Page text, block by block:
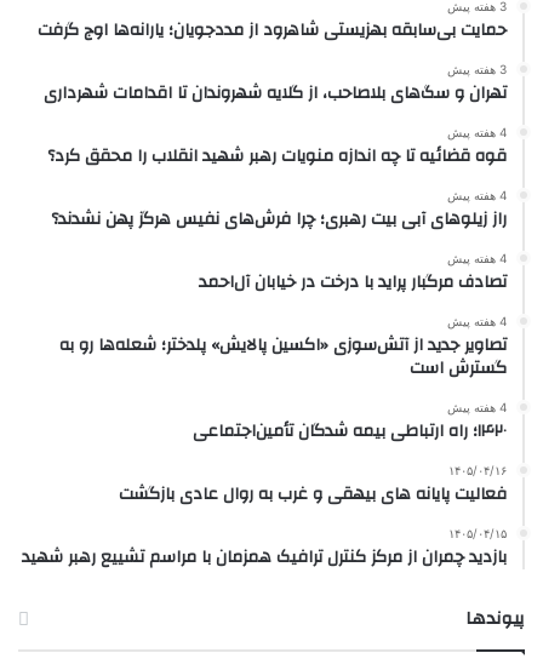
3 هفته پیش
حمایت بی‌سابقه بهزیستی شاهرود از مددجویان؛ یارانه‌ها اوج گرفت
3 هفته پیش
تهران و سگ‌های بلاصاحب، از گلایه شهروندان تا اقدامات شهرداری
4 هفته پیش
قوه قضائیه تا چه اندازه منویات رهبر شهید انقلاب را محقق کرد؟
4 هفته پیش
راز زیلوهای آبی بیت رهبری؛ چرا فرش‌های نفیس هرگز پهن نشدند؟
4 هفته پیش
تصادف مرگبار پراید با درخت در خیابان آل‌احمد
4 هفته پیش
تصاویر جدید از آتش‌سوزی «اکسین پالایش» پلدختر؛ شعله‌ها رو به
گسترش است
4 هفته پیش
۱۴۲۰؛ راه ارتباطی بیمه شدگان تأمین‌اجتماعی
۱۴۰۵/۰۴/۱۶
فعالیت پایانه های بیهقی و غرب به روال عادی بازگشت
۱۴۰۵/۰۴/۱۵
بازدید چمران از مرکز کنترل ترافیک همزمان با مراسم تشییع رهبر شهید
پیوندها